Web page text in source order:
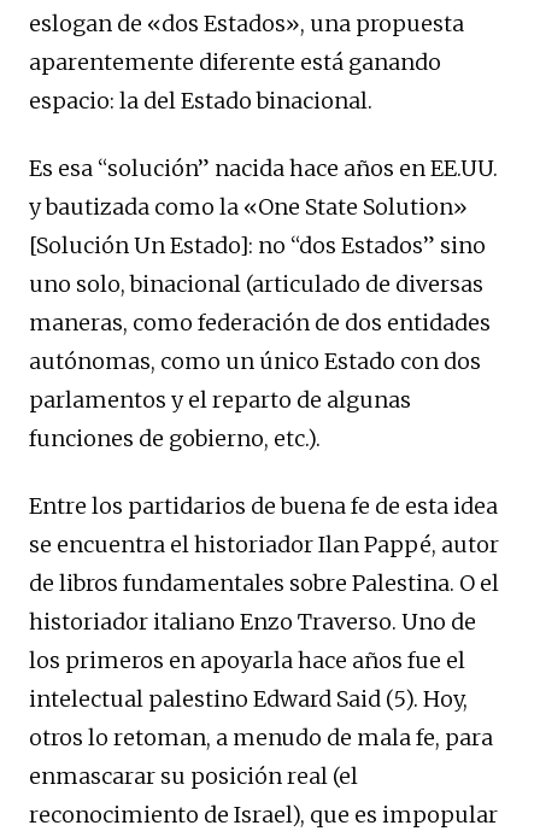
eslogan de «dos Estados», una propuesta
aparentemente diferente está ganando
espacio: la del Estado binacional.
Es esa “solución” nacida hace años en EE.UU.
y bautizada como la «One State Solution»
[Solución Un Estado]: no “dos Estados” sino
uno solo, binacional (articulado de diversas
maneras, como federación de dos entidades
autónomas, como un único Estado con dos
parlamentos y el reparto de algunas
funciones de gobierno, etc.).
Entre los partidarios de buena fe de esta idea
se encuentra el historiador Ilan Pappé, autor
de libros fundamentales sobre Palestina. O el
historiador italiano Enzo Traverso. Uno de
los primeros en apoyarla hace años fue el
intelectual palestino Edward Said (5). Hoy,
otros lo retoman, a menudo de mala fe, para
enmascarar su posición real (el
reconocimiento de Israel), que es impopular